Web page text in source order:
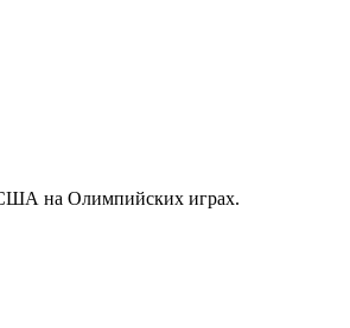
США на Олимпийских играх.